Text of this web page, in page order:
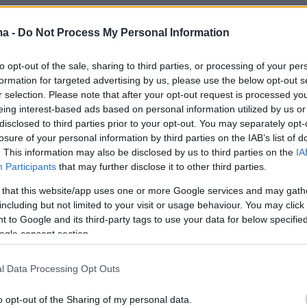
- Do Not Process My Personal Information
opt-out of the sale, sharing to third parties, or processing of your
for targeted advertising by us, please use the below opt-out
selection. Please note that after your opt-out request is processed
interest-based ads based on personal information utilized by us
to third parties prior to your opt-out. You may separately
of your personal information by third parties on the IAB’s list of
This information may also be disclosed by us to third parties on the
Participants that may further disclose it to other third parties.
that this website/app uses one or more Google services and may
but not limited to your visit or usage behaviour. You may
to Google and its third-party tags to use your data for below
consent section.
Data Processing Opt Outs
opt-out of the Sharing of my personal data.
που θα έχει αίσιο τέλος η υπόθεση του
Νίκολας Λαπροβίτολα να αποτελεί την
επιλογή του προπονητικού τιμ, αλλά λόγω
που παρουσιάζει η αποδέσμευσή του, να
και άλλες περιπτώσεις, με πρώτη αυτή του
αυτή του Ουόλτερς.
Γιαννακόπουλο